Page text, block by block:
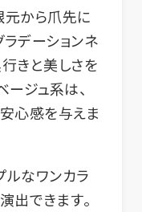
元から爪先に
デーションネ
きと美しさを
ージュ系は、
心感を与えま
ルなワンカラ
出できます。